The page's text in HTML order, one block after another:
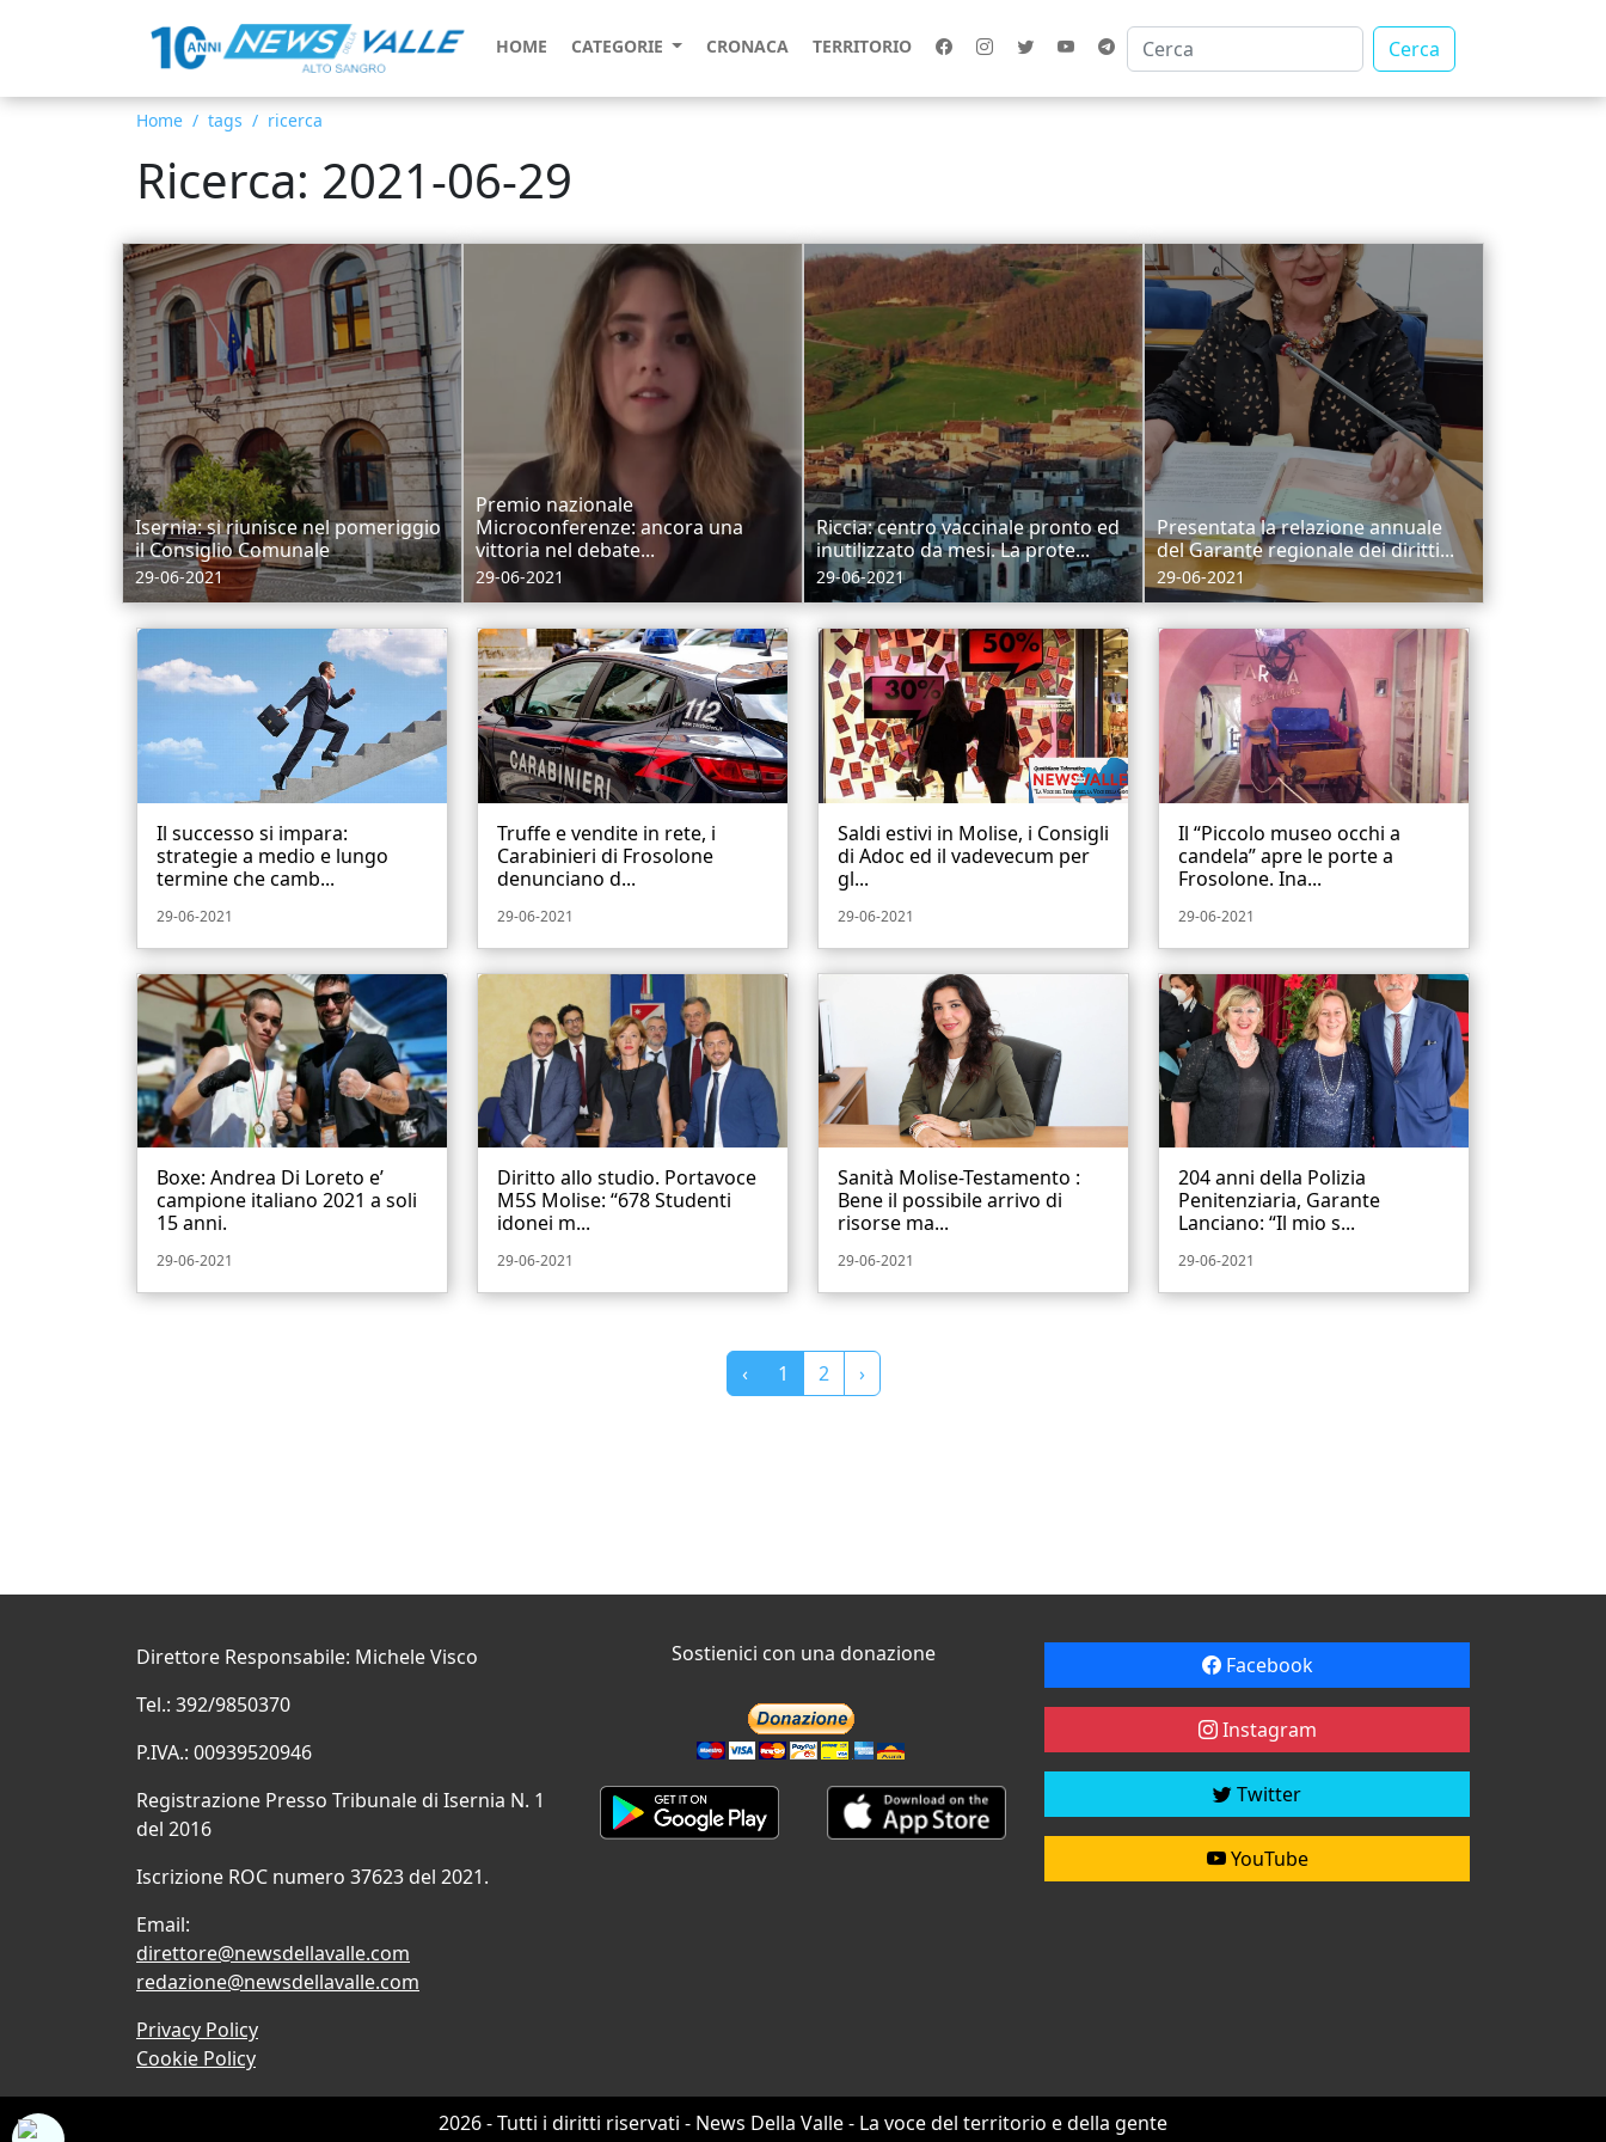
HOME CATEGORIE CRONACA TERRITORIO Cerca
Home tags ricerca
Ricerca: 2021-06-29
Isernia: si riunisce nel pomeriggio
il Consiglio Comunale
29-06-2021
Premio nazionale
Microconferenze: ancora una
vittoria nel debate...
29-06-2021
Riccia: centro vaccinale pronto ed
inutilizzato da mesi. La prote...
29-06-2021
Presentata la relazione annuale
del Garante regionale dei diritti...
29-06-2021
Il successo si impara:
strategie a medio e lungo
termine che camb...
29-06-2021
Truffe e vendite in rete, i
Carabinieri di Frosolone
denunciano d...
29-06-2021
Saldi estivi in Molise, i Consigli
di Adoc ed il vadevecum per
gl...
29-06-2021
Il “Piccolo museo occhi a
candela” apre le porte a
Frosolone. Ina...
29-06-2021
Boxe: Andrea Di Loreto e’
campione italiano 2021 a soli
15 anni.
29-06-2021
Diritto allo studio. Portavoce
M5S Molise: “678 Studenti
idonei m...
29-06-2021
Sanità Molise-Testamento :
Bene il possibile arrivo di
risorse ma...
29-06-2021
204 anni della Polizia
Penitenziaria, Garante
Lanciano: “Il mio s...
29-06-2021
‹ 1 2 ›
Direttore Responsabile: Michele Visco
Tel.: 392/9850370
P.IVA.: 00939520946
Registrazione Presso Tribunale di Isernia N. 1
del 2016
Iscrizione ROC numero 37623 del 2021.
Email:
direttore@newsdellavalle.com
redazione@newsdellavalle.com
Privacy Policy
Cookie Policy
Sostienici con una donazione Facebook
Instagram
Twitter
YouTube
2026 - Tutti i diritti riservati - News Della Valle - La voce del territorio e della gente